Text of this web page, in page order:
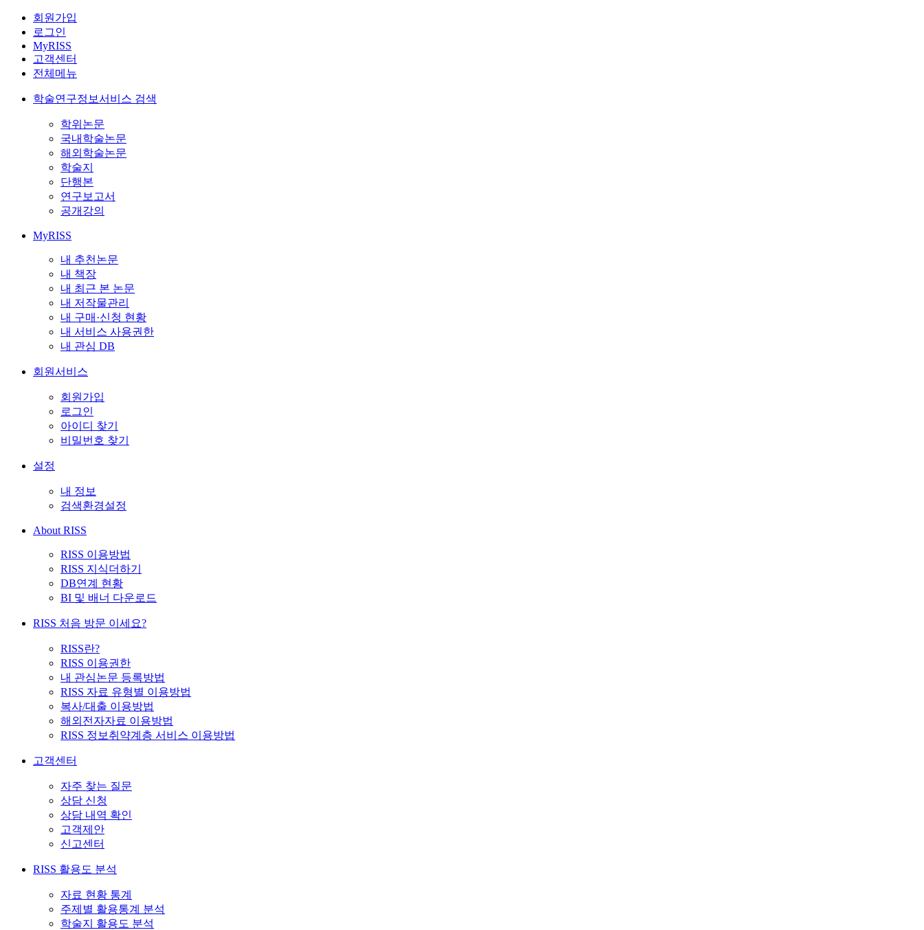
회원가입
로그인
MyRISS
고객센터
전체메뉴
학술연구정보서비스 검색
학위논문
국내학술논문
해외학술논문
학술지
단행본
연구보고서
공개강의
MyRISS
내 추천논문
내 책장
내 최근 본 논문
내 저작물관리
내 구매·신청 현황
내 서비스 사용권한
내 관심 DB
회원서비스
회원가입
로그인
아이디 찾기
비밀번호 찾기
설정
내 정보
검색환경설정
About RISS
RISS 이용방법
RISS 지식더하기
DB연계 현황
BI 및 배너 다운로드
RISS 처음 방문 이세요?
RISS란?
RISS 이용권한
내 관심논문 등록방법
RISS 자료 유형별 이용방법
복사/대출 이용방법
해외전자자료 이용방법
RISS 정보취약계층 서비스 이용방법
고객센터
자주 찾는 질문
상담 신청
상담 내역 확인
고객제안
신고센터
RISS 활용도 분석
자료 현황 통계
주제별 활용통계 분석
학술지 활용도 분석